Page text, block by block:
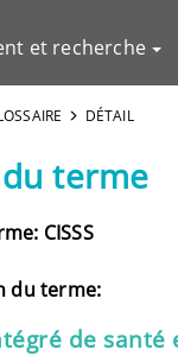
et recherche
DÉTAIL
terme
CISSS
du terme:
de santé